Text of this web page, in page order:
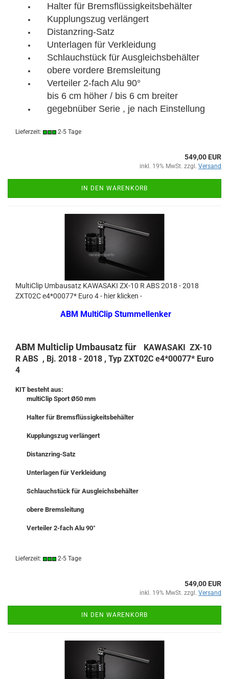
Halter für Bremsflüssigkeitsbehälter
Kupplungszug verlängert
Distanzring-Satz
Unterlagen für Verkleidung
Schlauchstück für Ausgleichsbehälter
obere vordere Bremsleitung
Verteiler 2-fach Alu 90°
bis 6 cm höher / bis 6 cm breiter
gegebnüber Serie , je nach Einstellung
Lieferzeit: 2-5 Tage
549,00 EUR
inkl. 19% MwSt. zzgl. Versand
IN DEN WARENKORB
MultiClip Umbausatz KAWASAKI ZX-10 R ABS 2018 - 2018
ZXT02C e4*00077* Euro 4 - hier klicken -
ABM MultiClip Stummellenker
ABM Multiclip Umbausatz für
KAWASAKI ZX-10
R ABS , Bj. 2018 - 2018 , Typ ZXT02C e4*00077* Euro
4
KIT besteht aus:
multiClip Sport Ø50 mm
Halter für Bremsflüssigkeitsbehälter
Kupplungszug verlängert
Distanzring-Satz
Unterlagen für Verkleidung
Schlauchstück für Ausgleichsbehälter
obere Bremsleitung
Verteiler 2-fach Alu 90°
Lieferzeit: 2-5 Tage
549,00 EUR
inkl. 19% MwSt. zzgl. Versand
IN DEN WARENKORB